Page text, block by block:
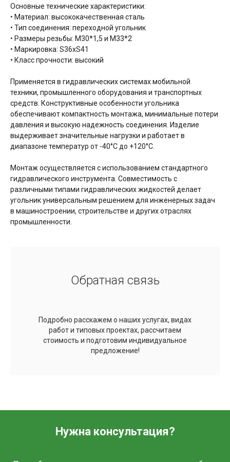
Основные технические характеристики:
• Материал: высококачественная сталь
• Тип соединения: переходной угольник
• Размеры резьбы: М30*1,5 и М33*2
• Маркировка: S36хS41
• Класс прочности: высокий
Применяется в гидравлических системах мобильной
техники, промышленного оборудования и транспортных
средств. Конструктивные особенности угольника
обеспечивают компактность монтажа, минимальные потери
давления и высокую надежность соединения. Изделие
выдерживает значительные нагрузки и работает в
диапазоне температур от -40°C до +120°C.
Монтаж осуществляется с использованием стандартного
гидравлического инструмента. Совместимость с
различными типами гидравлических жидкостей делает
угольник универсальным решением для инженерных задач
в машиностроении, строительстве и других отраслях
промышленности.
Обратная связь
Подробно расскажем о наших услугах, видах
работ и типовых проектах, рассчитаем
стоимость и подготовим индивидуальное
предложение!
Нужна консультация?